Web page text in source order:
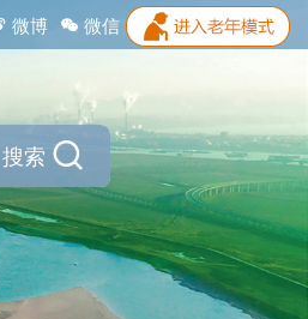
微博 微信
搜索